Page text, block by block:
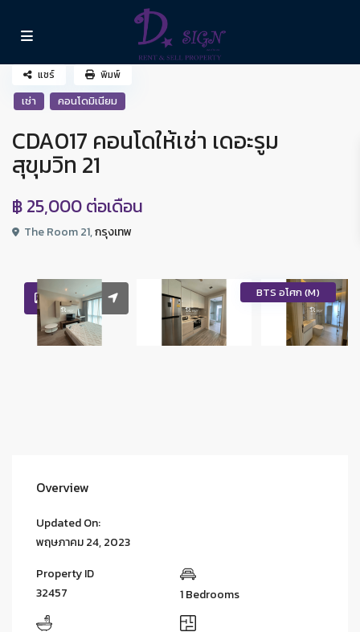
เช่า คอนโดมิเนียม
CDA017 คอนโดให้เช่า เดอะรูม
สุขุมวิท 21
฿ 25,000ต่อเดือน
The Room 21,กรุงเทพ
แชร์ พิมพ์
BTS อโศก (M)
Overview
Updated On:
พฤษภาคม 24, 2023
Property ID
32457
1 Bedrooms